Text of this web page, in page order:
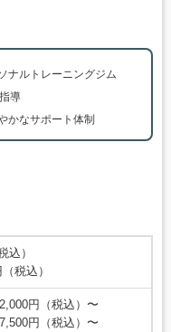
ナルトレーニングジム
導
かなサポート体制
込）
税込）
円（税込）〜
円（税込）〜